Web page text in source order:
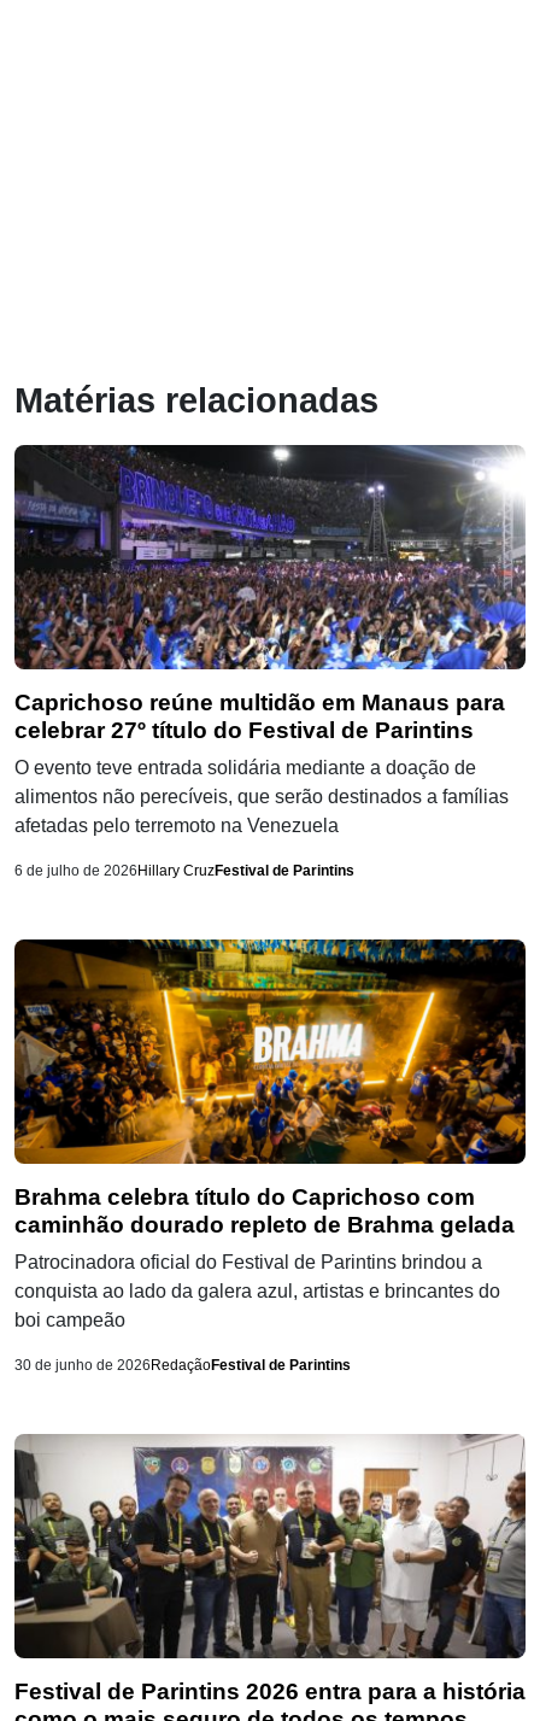
Matérias relacionadas
Caprichoso reúne multidão em Manaus para
celebrar 27º título do Festival de Parintins
O evento teve entrada solidária mediante a doação de
alimentos não perecíveis, que serão destinados a famílias
afetadas pelo terremoto na Venezuela
6 de julho de 2026 Hillary CruzFestival de Parintins
Brahma celebra título do Caprichoso com
caminhão dourado repleto de Brahma gelada
Patrocinadora oficial do Festival de Parintins brindou a
conquista ao lado da galera azul, artistas e brincantes do
boi campeão
30 de junho de 2026 RedaçãoFestival de Parintins
Festival de Parintins 2026 entra para a história